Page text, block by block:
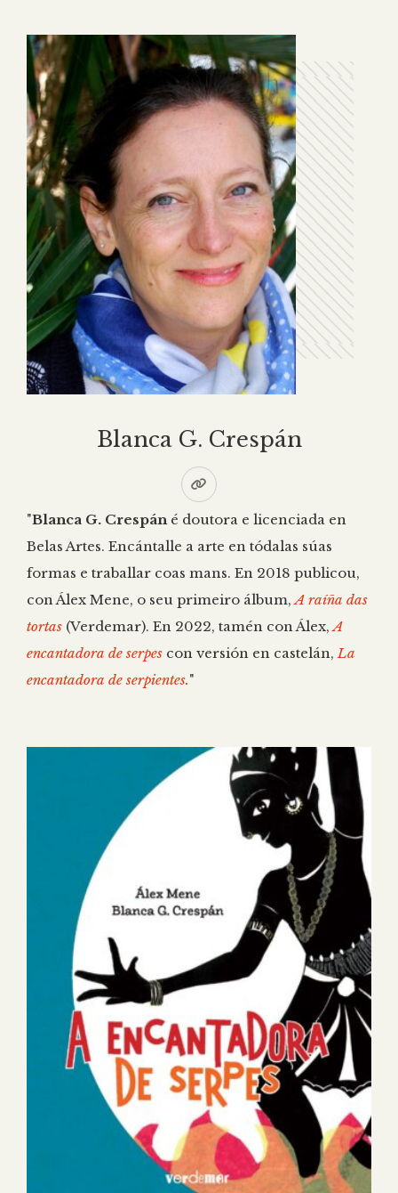
Blanca G. Crespán
"Blanca G. Crespáné doutora e licenciada en
Belas Artes. Encántalle a arte en tódalas súas
formas e traballar coas mans. En 2018 publicou,
con Álex Mene, o seu primeiro álbum,A raíña das
tortas (Verdemar). En 2022, tamén con Álex,A
encantadora de serpes con versión en castelán, La
encantadora de serpientes."